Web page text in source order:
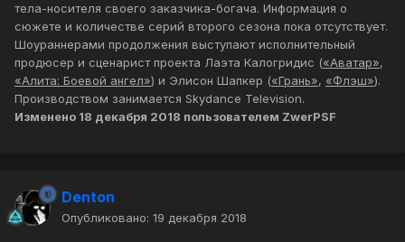
тела-носителя своего заказчика-богача. Информация о
сюжете и количестве серий второго сезона пока отсутствует.
Шоураннерами продолжения выступают исполнительный
продюсер и сценарист проекта Лаэта Калогридис («Аватар»,
«Алита: Боевой ангел») и Элисон Шапкер («Грань», «Флэш»).
Производством занимается Skydance Television.
Изменено 18 декабря 2018 пользователем ZwerPSF
Denton
Опубликовано: 19 декабря 2018